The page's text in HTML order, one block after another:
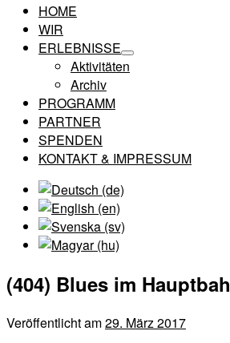
HOME
WIR
ERLEBNISSE
Aktivitäten
Archiv
PROGRAMM
PARTNER
SPENDEN
KONTAKT & IMPRESSUM
(404) Blues im
Veröffentlicht am29. März 2017